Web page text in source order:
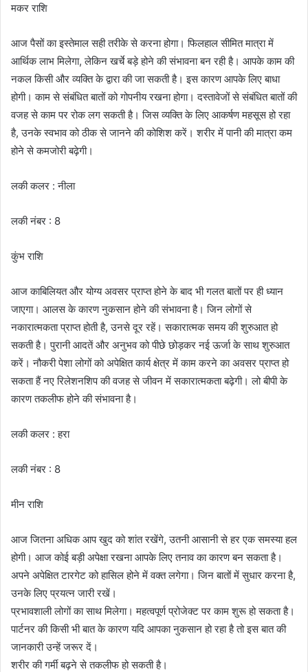
मकर राशि
आज पैसों का इस्तेमाल सही तरीके से करना होगा। फिलहाल सीमित मात्रा में
आर्थिक लाभ मिलेगा, लेकिन खर्चे बड़े होने की संभावना बन रही है। आपके काम की
नकल किसी और व्यक्ति के द्वारा की जा सकती है। इस कारण आपके लिए बाधा
होगी। काम से संबंधित बातों को गोपनीय रखना होगा। दस्तावेजों से संबंधित बातों की
वजह से काम पर रोक लग सकती है। जिस व्यक्ति के लिए आकर्षण महसूस हो रहा
है, उनके स्वभाव को ठीक से जानने की कोशिश करें। शरीर में पानी की मात्रा कम
होने से कमजोरी बढ़ेगी।
लकी कलर : नीला
लकी नंबर : 8
कुंभ राशि
आज काबिलियत और योग्य अवसर प्राप्त होने के बाद भी गलत बातों पर ही ध्यान
जाएगा। आलस के कारण नुकसान होने की संभावना है। जिन लोगों से
नकारात्मकता प्राप्त होती है, उनसे दूर रहें। सकारात्मक समय की शुरुआत हो
सकती है। पुरानी आदतें और अनुभव को पीछे छोड़कर नई ऊर्जा के साथ शुरुआत
करें। नौकरी पेशा लोगों को अपेक्षित कार्य क्षेत्र में काम करने का अवसर प्राप्त हो
सकता हैं नए रिलेशनशिप की वजह से जीवन में सकारात्मकता बढ़ेगी। लो बीपी के
कारण तकलीफ होने की संभावना है।
लकी कलर : हरा
लकी नंबर : 8
मीन राशि
आज जितना अधिक आप खुद को शांत रखेंगे, उतनी आसानी से हर एक समस्या हल
होगी। आज कोई बड़ी अपेक्षा रखना आपके लिए तनाव का कारण बन सकता है।
अपने अपेक्षित टारगेट को हासिल होने में वक्त लगेगा। जिन बातों में सुधार करना है,
उनके लिए प्रयत्न जारी रखें।
प्रभावशाली लोगों का साथ मिलेगा। महत्वपूर्ण प्रोजेक्ट पर काम शुरू हो सकता है।
पार्टनर की किसी भी बात के कारण यदि आपका नुकसान हो रहा है तो इस बात की
जानकारी उन्हें जरूर दें।
शरीर की गर्मी बढ़ने से तकलीफ हो सकती है।